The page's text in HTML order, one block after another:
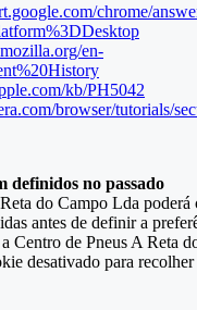
chrome/
en-
kb/PH5042
browser/tutorials/
definidos no passado
do Campo Lda poderá
antes de definir a
Centro de Pneus A Reta
desativado para recolher